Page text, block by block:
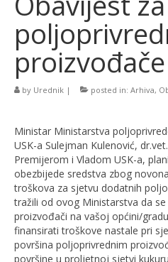
Javne nabavke
Značajni datumi i
Program energetske
sektoru
proizvođače
by Urednik | posted in: Arhiva,
Ministar Ministarstva
USK-a Sulejman Kulenović,
Premijerom i Vladom USK-a,
obezbijede sredstva zbog
troškova za sjetvu dodatnih
tražili od ovog Ministarstva da
proizvođači na vašoj općini/
finansirati troškove nastale pri
površina poljoprivrednim
površine u proljetnoj sjetvi